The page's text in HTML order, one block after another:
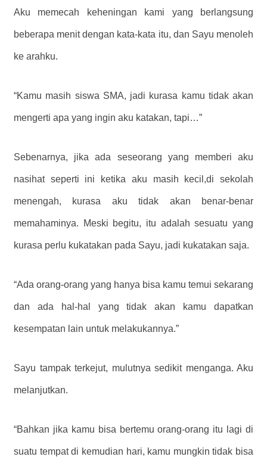
Aku memecah keheningan kami yang berlangsung
beberapa menit dengan kata-kata itu, dan Sayu menoleh
ke arahku.
“Kamu masih siswa SMA, jadi kurasa kamu tidak akan
mengerti apa yang ingin aku katakan, tapi…”
Sebenarnya, jika ada seseorang yang memberi aku
nasihat seperti ini ketika aku masih kecil,di sekolah
menengah, kurasa aku tidak akan benar-benar
memahaminya. Meski begitu, itu adalah sesuatu yang
kurasa perlu kukatakan pada Sayu, jadi kukatakan saja.
“Ada orang-orang yang hanya bisa kamu temui sekarang
dan ada hal-hal yang tidak akan kamu dapatkan
kesempatan lain untuk melakukannya.”
Sayu tampak terkejut, mulutnya sedikit menganga. Aku
melanjutkan.
“Bahkan jika kamu bisa bertemu orang-orang itu lagi di
suatu tempat di kemudian hari, kamu mungkin tidak bisa